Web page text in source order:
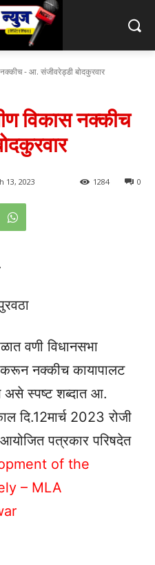
नक्कीच - आ. संजीवरेड्डी बोदकुरवार
विकास नक्कीच
13, 2023 0
1284
वणी विधानसभा
करून नक्कीच कायापालट
असे स्पष्ट शब्दात आ.
दि.12मार्च 2023 रोजी
पत्रकार परिषदेत
of the
– MLA